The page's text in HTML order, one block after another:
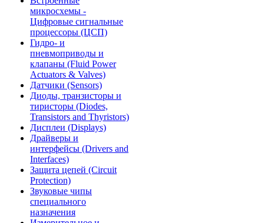
микросхемы -
Цифровые сигнальные
процессоры (ЦСП)
Гидро- и
пневмоприводы и
клапаны (Fluid Power
Actuators & Valves)
Датчики (Sensors)
Диоды, транзисторы и
тиристоры (Diodes,
Transistors and Thyristors)
Дисплеи (Displays)
Драйверы и
интерфейсы (Drivers and
Interfaces)
Защита цепей (Circuit
Protection)
Звуковые чипы
специального
назначения